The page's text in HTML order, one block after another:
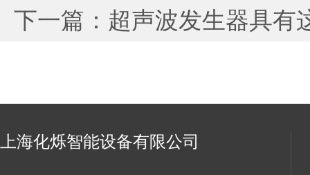
下一篇： 超声波发生器具有
上海化烁智能设备有限公司